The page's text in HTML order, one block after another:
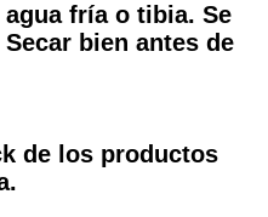
fría o tibia. Se
bien antes de
de los productos